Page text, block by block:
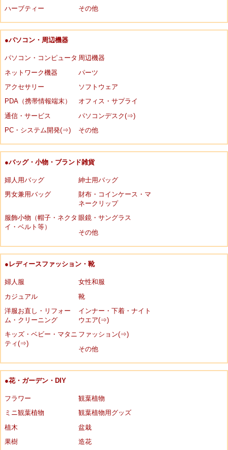
ハーブティー
その他
●パソコン・周辺機器
パソコン・コンピュータ 周辺機器
ネットワーク機器
パーツ
アクセサリー
ソフトウェア
PDA（携帯情報端末）
オフィス・サプライ
通信・サービス
パソコンデスク(⇒)
PC・システム開発(⇒)
その他
●バッグ・小物・ブランド雑貨
婦人用バッグ
紳士用バッグ
男女兼用バッグ
財布・コインケース・マ
ネークリップ
服飾小物（帽子・ネクタ
イ・ベルト等）
眼鏡・サングラス
その他
●レディースファッション・靴
婦人服
女性和服
カジュアル
靴
洋服お直し・リフォー
ム・クリーニング
インナー・下着・ナイト
ウエア(⇒)
キッズ・ベビー・マタニ
ティ(⇒)
ファッション(⇒)
その他
●花・ガーデン・DIY
フラワー
観葉植物
ミニ観葉植物
観葉植物用グッズ
植木
盆栽
果樹
造花